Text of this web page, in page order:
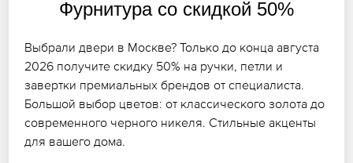
Фурнитура со скидкой 50%
Выбрали двери в Москве? Только до конца августа
2026 получите скидку 50% на ручки, петли и
завертки премиальных брендов от специалиста.
Большой выбор цветов: от классического золота до
современного черного никеля. Стильные акценты
для вашего дома.